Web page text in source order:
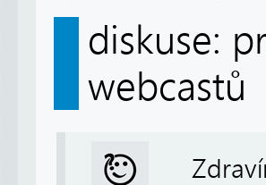
diskuse:
webcastů